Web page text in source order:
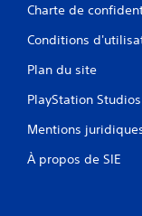
Charte de
Conditions
Plan du site
PlayStation Studios
Mentions
À propos de SIE